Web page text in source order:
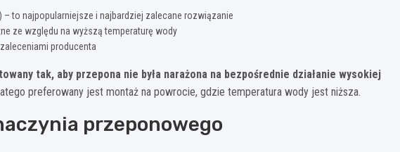
– to najpopularniejsze i najbardziej zalecane rozwiązanie
ze względu na wyższą temperaturę wody
producenta
tak, aby przepona nie była narażona na bezpośrednie działanie wysokiej
preferowany jest montaż na powrocie, gdzie temperatura wody jest niższa.
przeponowego